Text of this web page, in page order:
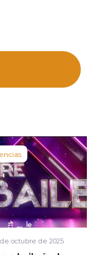
octubre de 2025